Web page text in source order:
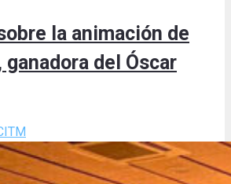
la animación de
ganadora del Óscar